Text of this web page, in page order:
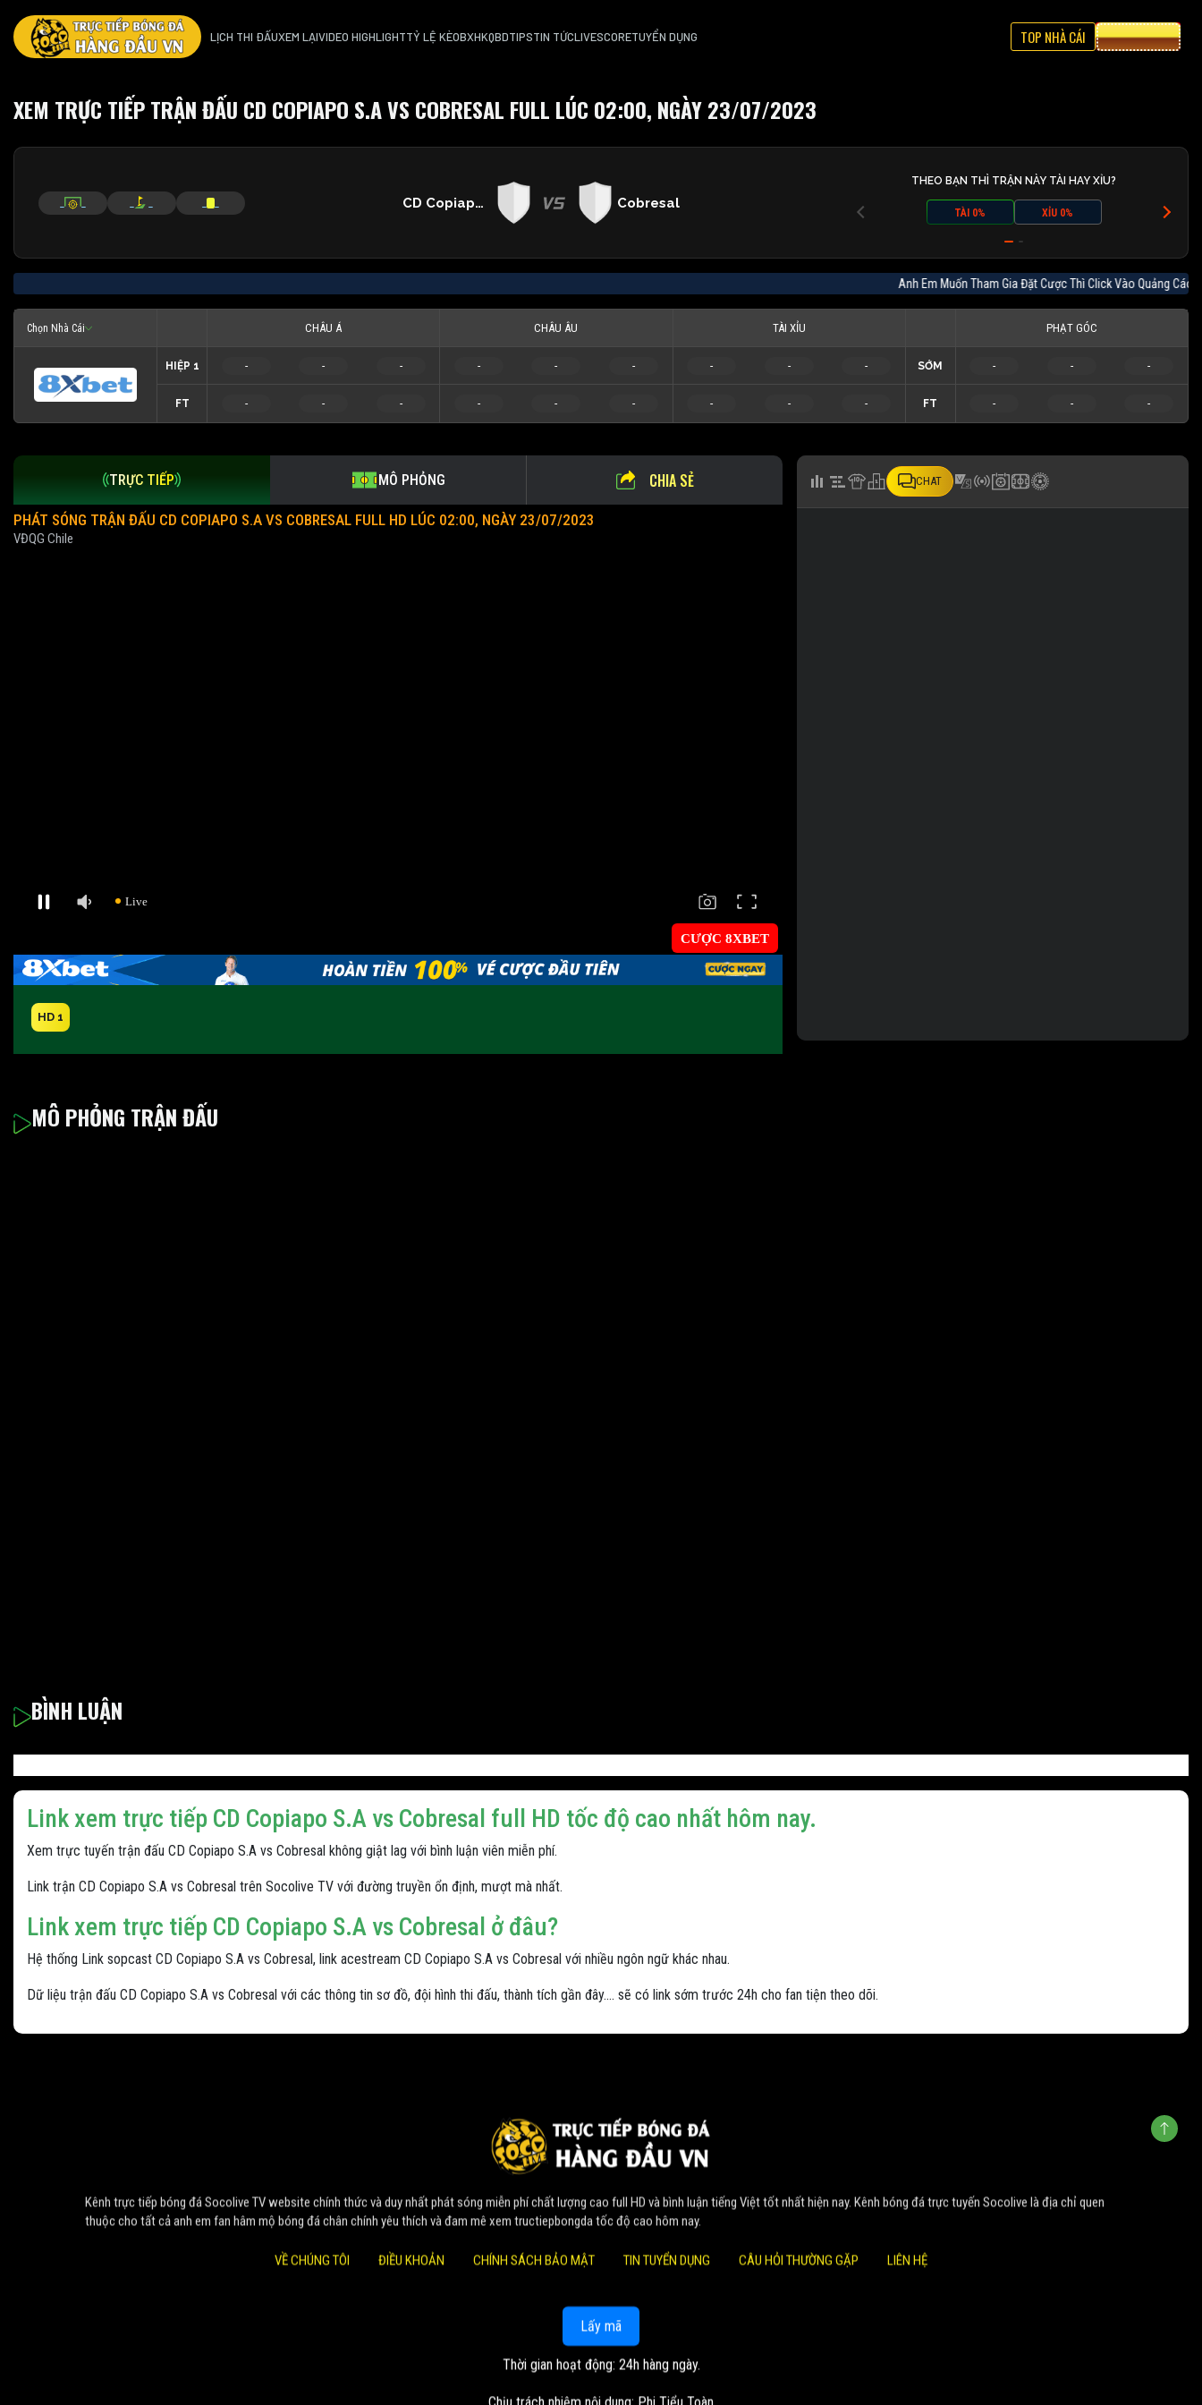
LỊCH THI ĐẤUXEM LẠIVIDEO HIGHLIGHTTỶ LỆ KÈOBXHKQBDTIPSTIN TỨCLIVESCORETUYỂN DỤNG TOP NHÀ CÁI CƯỢC 8XBET
XEM TRỰC TIẾP TRẬN ĐẤU CD COPIAPO S.A VS COBRESAL FULL LÚC 02:00, NGÀY 23/07/2023
_ CD Copiapo S.A Cobresal
THEO BẠN THÌ TRẬN NÀY TÀI HAY XỈU?
TÀI 0% XỈU 0%
Anh Em Muốn Tham Gia Đặt Cược Thì Click Vào
Chọn Nhà Cái
HIỆP 1
FT
CHÂU Á
- - -
- - -
CHÂU ÂU
- - -
- - -
TÀI XỈU
- - -
- - -
SỚM
FT
PHẠT GÓC
- - -
- - -
TRỰC TIẾP MÔ PHỎNG CHIA SẺ
PHÁT SÓNG TRẬN ĐẤU CD COPIAPO S.A VS COBRESAL FULL HD LÚC 02:00, NGÀY 23/07/2023
VĐQG Chile
HD 1
CHAT
MÔ PHỎNG TRẬN ĐẤU
BÌNH LUẬN
Link xem trực tiếp CD Copiapo S.A vs Cobresal full HD tốc độ cao nhất hôm nay.
Xem trực tuyến trận đấu CD Copiapo S.A vs Cobresal không giật lag với bình luận viên miễn phí.
Link trận CD Copiapo S.A vs Cobresal trên Socolive TV với đường truyền ổn định, mượt mà nhất.
Link xem trực tiếp CD Copiapo S.A vs Cobresal ở đâu?
Hệ thống Link sopcast CD Copiapo S.A vs Cobresal, link acestream CD Copiapo S.A vs Cobresal với nhiều ngôn ngữ khác nhau.
Dữ liệu trận đấu CD Copiapo S.A vs Cobresal với các thông tin sơ đồ, đội hình thi đấu, thành tích gần đây.... sẽ có link sớm trước 24h cho fan tiện theo dõi.
Kênh trực tiếp bóng đá Socolive TV website chính thức và duy nhất phát sóng miễn phí chất lượng cao full HD và bình luận tiếng Việt tốt nhất hiện nay. Kênh bóng đá trực tuyến Socolive là địa chỉ quen
thuộc cho tất cả anh em fan hâm mộ bóng đá chân chính yêu thích và đam mê xem tructiepbongda tốc độ cao hôm nay.
VỀ CHÚNG TÔI ĐIỀU KHOẢN CHÍNH SÁCH BẢO MẬT TIN TUYỂN DỤNG CÂU HỎI THƯỜNG GẶP LIÊN HỆ
Lấy mã
Thời gian hoạt động: 24h hàng ngày.